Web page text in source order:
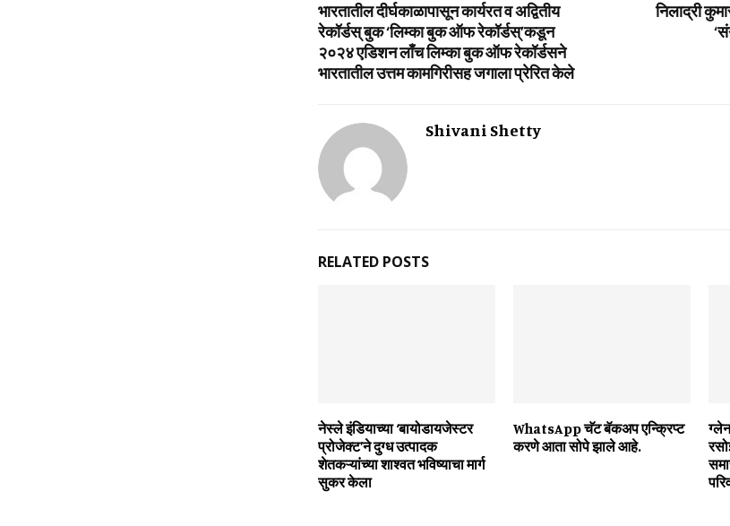
भारतातील दीर्घकाळापासून कार्यरत व अद्वितीय
रेकॉर्डस् बुक ‘लिम्‍का बुक ऑफ रेकॉर्डस्’कडून
२०२४ एडिशन लाँच लिम्‍का बुक ऑफ रेकॉर्डसने
भारतातील उत्तम कामगिरीसह जगाला प्रेरित केले
निलाद्री
Shivani Shetty
RELATED POSTS
नेस्‍ले इंडियाच्‍या ‘बायोडायजेस्‍टर
प्रोजेक्‍ट’ने दुग्‍ध उत्‍पादक
शेतकऱ्यांच्‍या शाश्‍वत भविष्‍याचा मार्ग
सुकर केला
WhatsApp चॅट बॅकअप एन्क्रिप्ट
करणे आता सोपे झाले आहे.